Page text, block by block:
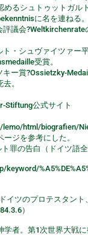
めるシュトゥットガル
に名を連ねる。
議会?Weltkirchenrate
・シュヴァイツァー
受賞。
ー賞?Ossietzky-
。
Stiftung公式サイト
html/biografien/
ジを参考にした。
罪の告白（ドイツ語全
イツのプロテスタント
）
学者。第1次世界大戦